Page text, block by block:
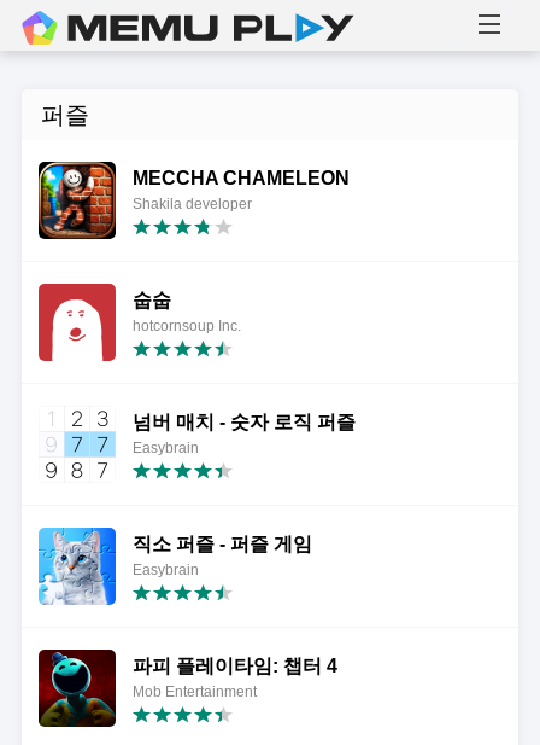
퍼즐
MECCHA CHAMELEON
Shakila developer
숩숩
hotcornsoup Inc.
넘버 매치 - 숫자 로직 퍼즐
Easybrain
직소 퍼즐 - 퍼즐 게임
Easybrain
파피 플레이타임: 챕터 4
Mob Entertainment